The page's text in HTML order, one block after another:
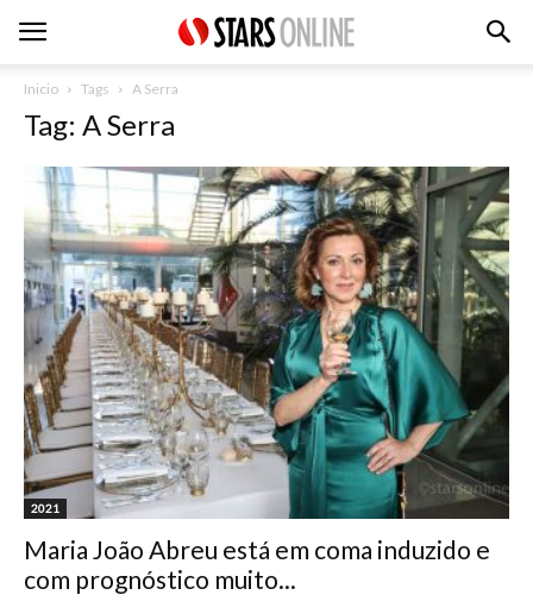
Inicio Tags A Serra
Tag: A Serra
2021
Maria João Abreu está em coma induzido e
com prognóstico muito...